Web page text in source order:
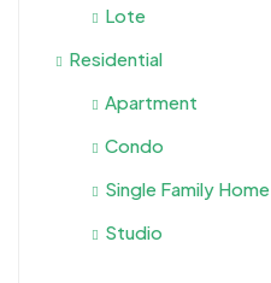
Lote
Residential
Apartment
Condo
Single Family Home
Studio